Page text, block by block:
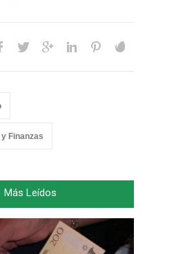
Finanzas
Más Leídos